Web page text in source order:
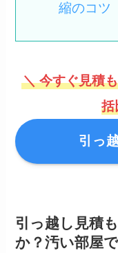
縮のコツ
＼ 今すぐ見積
括
引っ
引っ越し見積
か？汚い部屋